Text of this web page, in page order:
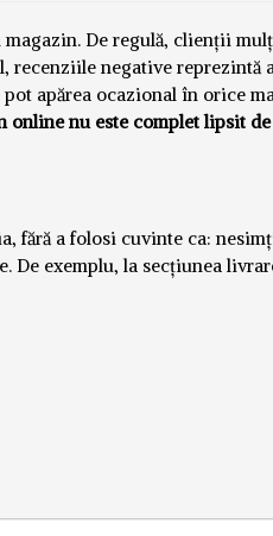
De regulă, clienții
negative reprezintă
apărea ocazional în orice
online nu este complet lipsit de
fără a folosi cuvinte ca:
De exemplu, la secțiunea